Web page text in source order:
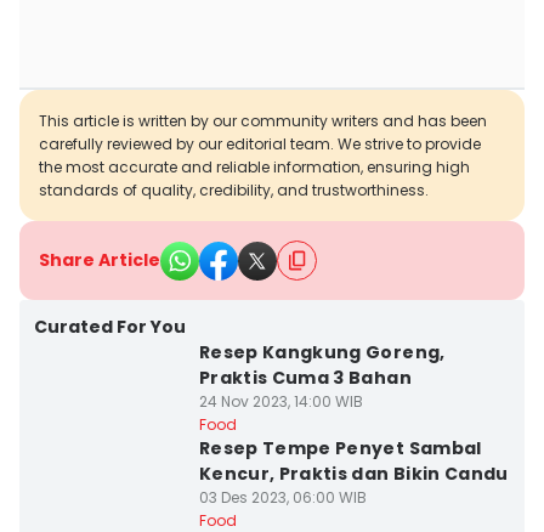
This article is written by our community writers and has been
carefully reviewed by our editorial team. We strive to provide
the most accurate and reliable information, ensuring high
standards of quality, credibility, and trustworthiness.
Share Article
Curated For You
Resep Kangkung Goreng,
Praktis Cuma 3 Bahan
24 Nov 2023, 14:00 WIB
Food
Resep Tempe Penyet Sambal
Kencur, Praktis dan Bikin Candu
03 Des 2023, 06:00 WIB
Food